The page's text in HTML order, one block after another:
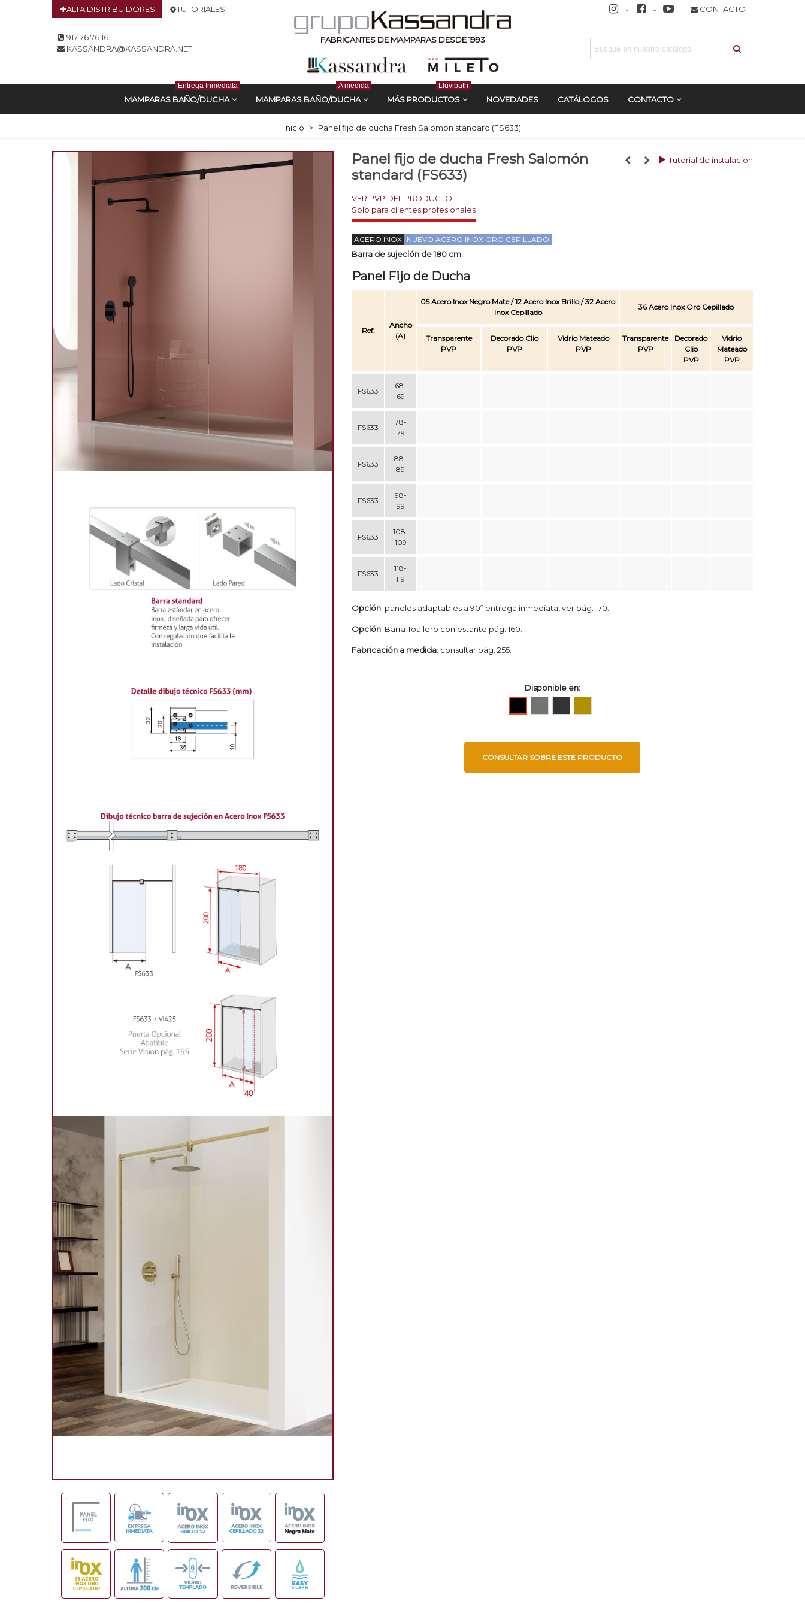
ALTA DISTRIBUIDORES TUTORIALES CONTACTO
917 76 76 16
KASSANDRA@KASSANDRA.NET
FABRICANTES DE MAMPARAS DESDE 1993
MAMPARAS BAÑO/DUCHA
Entrega Inmediata
MAMPARAS BAÑO/DUCHA
A medida
MÁS PRODUCTOS
Lluvibath
NOVEDADES CATÁLOGOS CONTACTO
Inicio > Panel fijo de ducha Fresh Salomón standard (FS633)
Panel fijo de ducha Fresh Salomón
standard (FS633)
VER PVP DEL PRODUCTO
Tutorial de instalación
ACERO INOX NUEVO ACERO INOX ORO CEPILLADO
Barra de sujeción de 180 cm.
Panel Fijo de Ducha
Ref.
Ancho
(A)
05 Acero Inox Negro Mate / 12 Acero Inox Brillo / 32 Acero
Inox Cepillado
36 Acero Inox Oro Cepillado
Transparente
PVP
Decorado Clio
PVP
Vidrio Mateado
PVP
Transparente
PVP
Decorado
Clio
PVP
Vidrio
Mateado
PVP
FS633
68-
69
FS633
78-
79
FS633
88-
89
FS633
98-
99
FS633
108-
109
FS633
118-
119
Opción: paneles adaptables a 90º entrega inmediata, ver pág. 170.
Opción: Barra Toallero con estante pág. 160.
Fabricación a medida: consultar pág. 255.
Disponible en:
inox. inox. inox.
CONSULTAR SOBRE ESTE PRODUCTO